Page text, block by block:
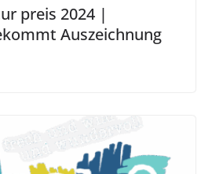
preis 2024 |
Auszeichnung